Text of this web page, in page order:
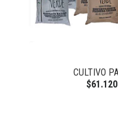
CULTIVO
$61.120